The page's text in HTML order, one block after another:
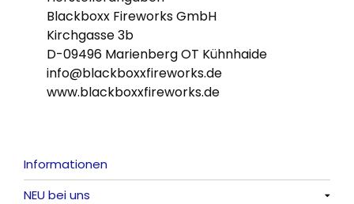
Blackboxx Fireworks GmbH
Kirchgasse 3b
D-09496 Marienberg OT Kühnhaide
info@blackboxxfireworks.de
www.blackboxxfireworks.de
Informationen
NEU bei uns